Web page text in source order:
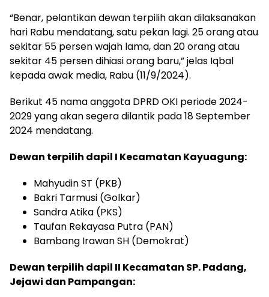
“Benar, pelantikan dewan terpilih akan dilaksanakan
hari Rabu mendatang, satu pekan lagi. 25 orang atau
sekitar 55 persen wajah lama, dan 20 orang atau
sekitar 45 persen dihiasi orang baru,” jelas Iqbal
kepada awak media, Rabu (11/9/2024).
Berikut 45 nama anggota DPRD OKI periode 2024-
2029 yang akan segera dilantik pada 18 September
2024 mendatang.
Dewan terpilih dapil I Kecamatan Kayuagung:
Mahyudin ST (PKB)
Bakri Tarmusi (Golkar)
Sandra Atika (PKS)
Taufan Rekayasa Putra (PAN)
Bambang Irawan SH (Demokrat)
Dewan terpilih dapil II Kecamatan SP. Padang,
Jejawi dan Pampangan: